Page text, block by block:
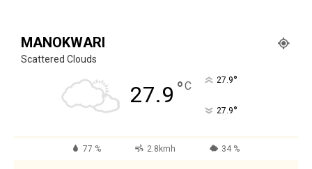
MANOKWARI
Scattered Clouds
27.9 °C 27.9°
27.9°
77 % 2.8kmh 34 %